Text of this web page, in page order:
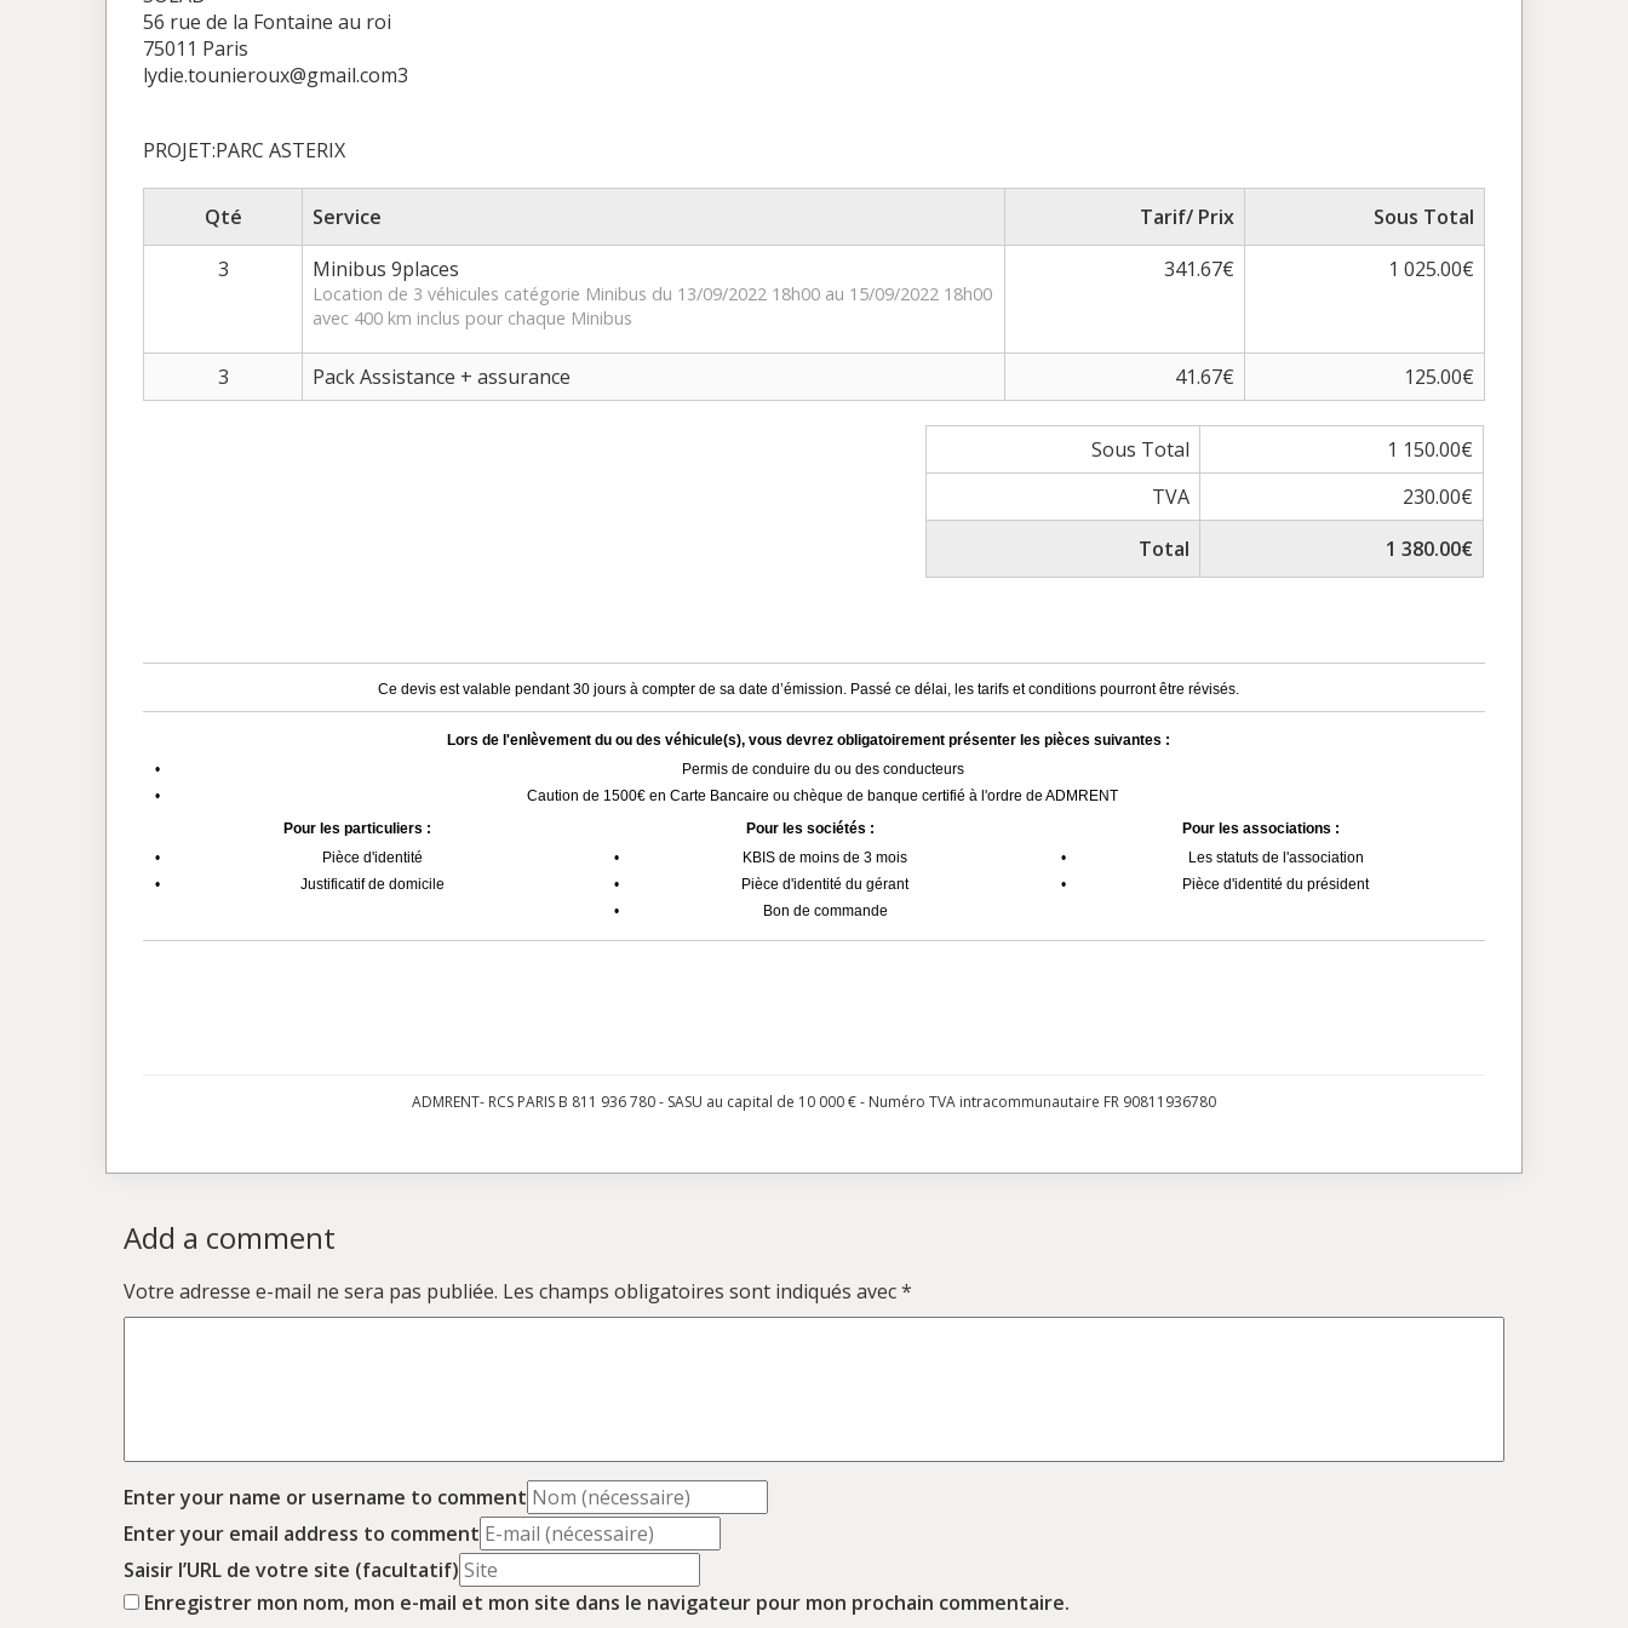
56 rue de la Fontaine au roi
75011 Paris
lydie.tounieroux@gmail.com3
PROJET:PARC ASTERIX
Qté Service Tarif/ Prix
Sous Total
3
Minibus 9places
Location de 3 véhicules catégorie Minibus du 13/09/2022 18h00 au 15/09/2022 18h00
avec 400 km inclus pour chaque Minibus
341.67€ 1 025.00€
3 Pack Assistance + assurance 41.67€ 125.00€
Sous Total
1 150.00€
TVA
230.00€
Total
1 380.00€
Ce devis est valable pendant 30 jours à compter de sa date d’émission. Passé ce délai, les tarifs et conditions pourront être révisés.
Lors de l'enlèvement du ou des véhicule(s), vous devrez obligatoirement présenter les pièces suivantes :
•
Permis de conduire du ou des conducteurs
•
Caution de 1500€ en Carte Bancaire ou chèque de banque certifié à l'ordre de ADMRENT
Pour les particuliers :
•
Pièce d'identité
•
Justificatif de domicile
Pour les sociétés :
•
KBIS de moins de 3 mois
•
Pièce d'identité du gérant
•
Bon de commande
Pour les associations :
•
Les statuts de l'association
•
Pièce d'identité du président
ADMRENT- RCS PARIS B 811 936 780 - SASU au capital de 10 000 € - Numéro TVA intracommunautaire FR 90811936780
Add a comment
Votre adresse e-mail ne sera pas publiée. Les champs obligatoires sont indiqués avec*
Enter your name or username to comment
Enter your email address to comment
Saisir l’URL de votre site (facultatif)
Enregistrer mon nom, mon e-mail et mon site dans le navigateur pour mon prochain commentaire.